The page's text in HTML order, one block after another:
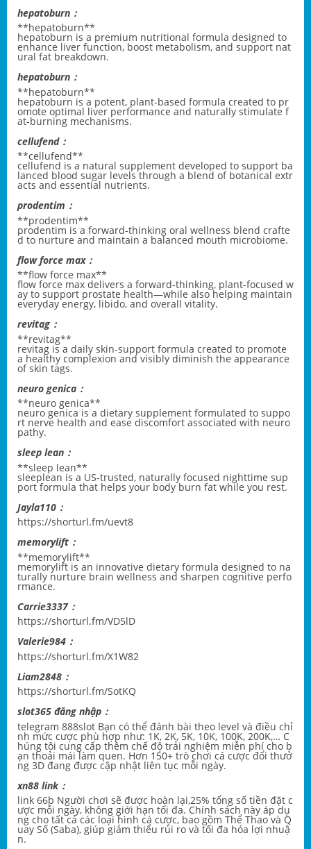
hepatoburn：
** hepatoburn**
hepatoburn is a premium nutritional formula designed to
enhance liver function, boost metabolism, and support nat
ural fat breakdown.
hepatoburn：
**hepatoburn**
hepatoburn is a potent, plant-based formula created to pr
omote optimal liver performance and naturally stimulate f
at-burning mechanisms.
cellufend：
** cellufend**
cellufend is a natural supplement developed to support ba
lanced blood sugar levels through a blend of botanical extr
acts and essential nutrients.
prodentim：
** prodentim**
prodentim is a forward-thinking oral wellness blend crafte
d to nurture and maintain a balanced mouth microbiome.
flow force max：
**flow force max**
flow force max delivers a forward-thinking, plant-focused w
ay to support prostate health—while also helping maintain
everyday energy, libido, and overall vitality.
revitag：
** revitag**
revitag is a daily skin-support formula created to promote
a healthy complexion and visibly diminish the appearance
of skin tags.
neuro genica：
**neuro genica**
neuro genica is a dietary supplement formulated to suppo
rt nerve health and ease discomfort associated with neuro
pathy.
sleep lean：
**sleep lean**
sleeplean is a US-trusted, naturally focused nighttime sup
port formula that helps your body burn fat while you rest.
Jayla110：
https://shorturl.fm/uevt8
memorylift：
**memorylift**
memorylift is an innovative dietary formula designed to na
turally nurture brain wellness and sharpen cognitive perfo
rmance.
Carrie3337：
https://shorturl.fm/VD5lD
Valerie984：
https://shorturl.fm/X1W82
Liam2848：
https://shorturl.fm/SotKQ
slot365 đăng nhập：
telegram 888slot Bạn có thể đánh bài theo level và điều chỉ
nh mức cược phù hợp như: 1K, 2K, 5K, 10K, 100K, 200K,… C
húng tôi cung cấp thêm chế độ trải nghiệm miễn phí cho b
ạn thoải mái làm quen. Hơn 150+ trò chơi cá cược đổi thưở
ng 3D đang được cập nhật liên tục mỗi ngày.
xn88 link：
link 66b Người chơi sẽ được hoàn lại,25% tổng số tiền đặt c
ược mỗi ngày, không giới hạn tối đa. Chính sách này áp dụ
ng cho tất cả các loại hình cá cược, bao gồm Thể Thao và Q
uay Số (Saba), giúp giảm thiểu rủi ro và tối đa hóa lợi nhuậ
n.